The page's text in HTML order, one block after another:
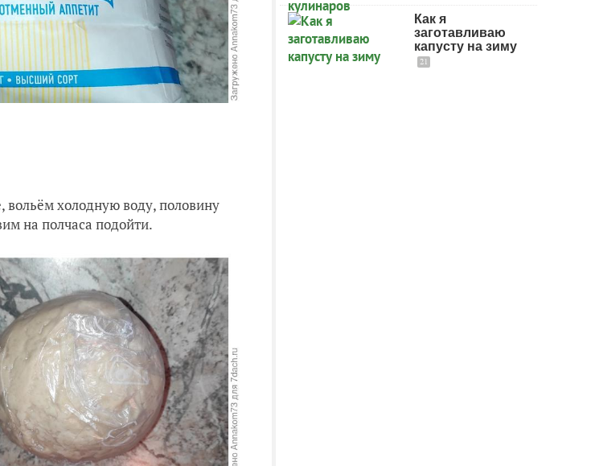
вольëм холодную воду, половину
на полчаса подойти.
Как я
заготавливаю
капусту на зиму
21